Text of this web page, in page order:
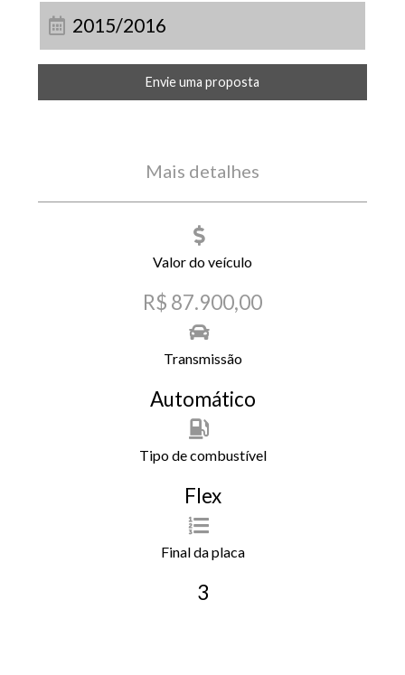
2015/2016
Envie uma proposta
Mais detalhes
Valor do veículo
R$ 87.900,00
Transmissão
Automático
Tipo de combustível
Flex
Final da placa
3